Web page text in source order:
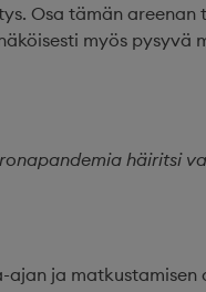
Osa tämän areenan
myös pysyvä
häiritsi
ajan ja